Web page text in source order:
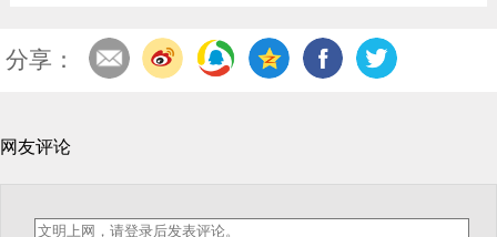
分享：
网友评论